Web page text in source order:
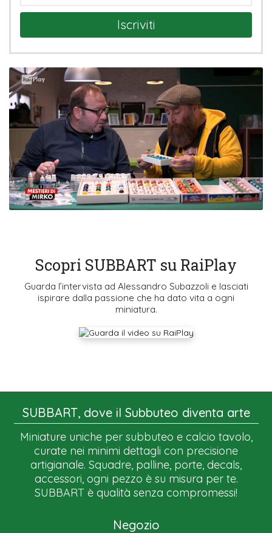
Iscriviti
Scopri SUBBART su RaiPlay
Guarda l’intervista ad Alessandro Subazzoli e lasciati
ispirare dalla passione che ha dato vita a ogni
miniatura.
SUBBART, dove il Subbuteo diventa arte
Miniature uniche per subbuteo e calcio tavolo,
curate nei minimi dettagli con precisione
artigianale. Squadre, palline, porte, decals,
accessori, ogni pezzo è su misura per te.
SUBBART è qualità senza compromessi!
Negozio